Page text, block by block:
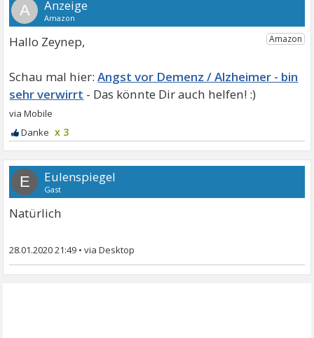
A
Hallo Zeynep,
Angst vor Demenz / Alzheimer - bin
sehr verwirrt
x 3
E Eulenspiegel
Gast
Natürlich
28.01.2020 21:49 •